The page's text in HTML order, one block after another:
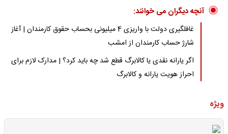
آنچه دیگران می خوانند:
غافلگیری دولت با واریزی 4 میلیونی بحساب حقوق کارمندان | آغاز
شارژ حساب کارمندان از امشب
اگر یارانه نقدی یا کالابرگ قطع شد چه باید کرد؟ | مدارک لازم برای
احراز هویت یارانه و کالابرگ
ویژه